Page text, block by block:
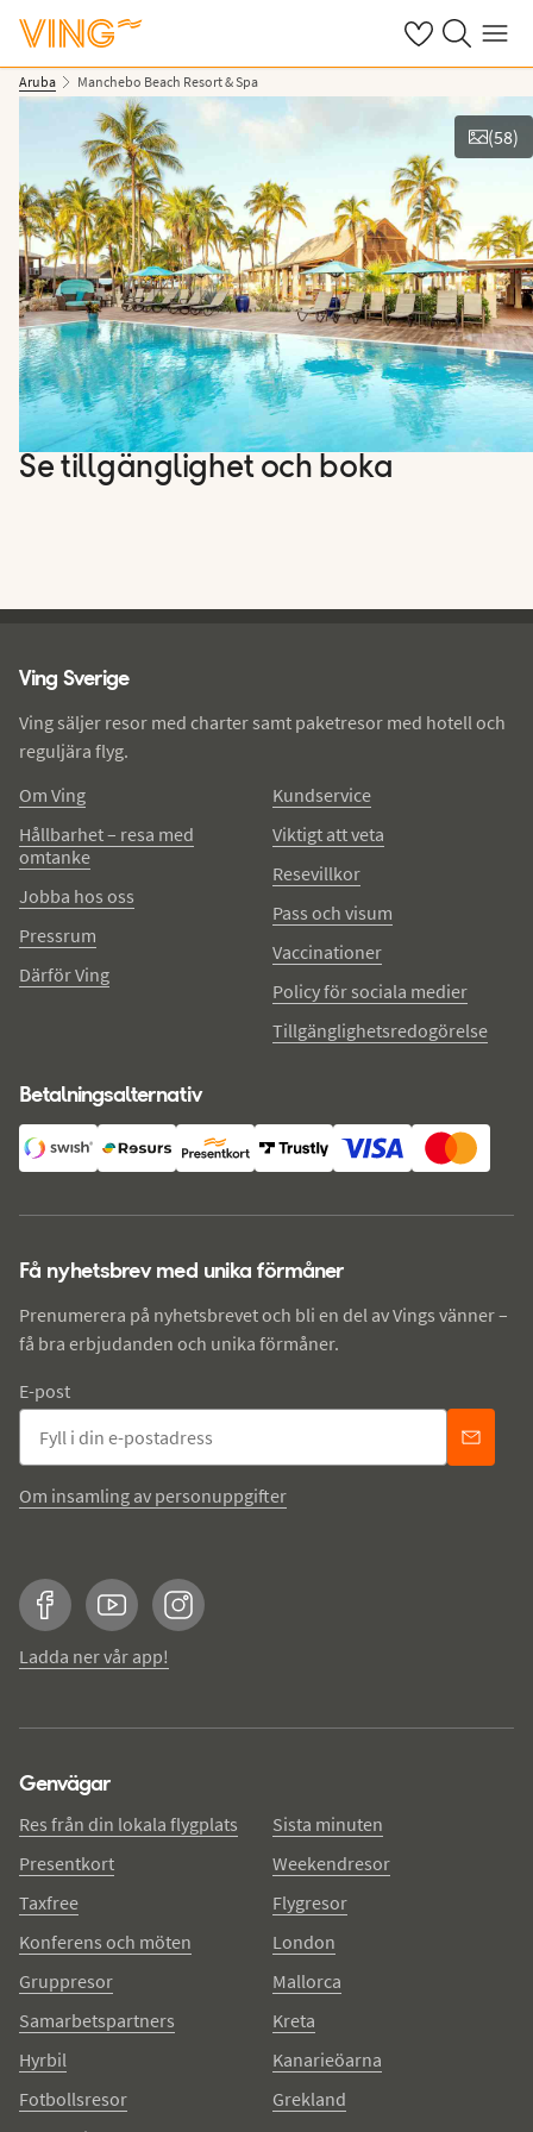
Se dinaSök på ving.se
Meny
Aruba Manchebo Beach Resort & Spa
Se bilder
(58)
Se tillgänglighet och boka
Ving Sverige
Ving säljer resor med charter samt paketresor med hotell och
reguljära flyg.
Om Ving
Hållbarhet – resa med
omtanke
Jobba hos oss
Pressrum
Därför Ving
Kundservice
Viktigt att veta
Resevillkor
Pass och visum
Vaccinationer
Policy för sociala medier
Tillgänglighetsredogörelse
Betalningsalternativ
Få nyhetsbrev med unika förmåner
Prenumerera på nyhetsbrevet och bli en del av Vings vänner –
få bra erbjudanden och unika förmåner.
E-post
Om insamling av personuppgifter
FacebookYouTubeInstagram
Ladda ner vår app!
Genvägar
Res från din lokala flygplats
Presentkort
Taxfree
Konferens och möten
Gruppresor
Samarbetspartners
Hyrbil
Fotbollsresor
Sista minuten
Weekendresor
Flygresor
London
Mallorca
Kreta
Kanarieöarna
Grekland